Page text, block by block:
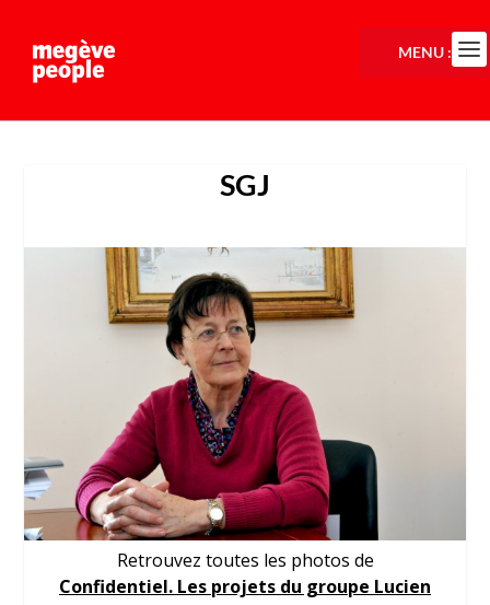
SGJ
Retrouvez toutes les photos de
Confidentiel. Les projets du groupe Lucien
MENU :